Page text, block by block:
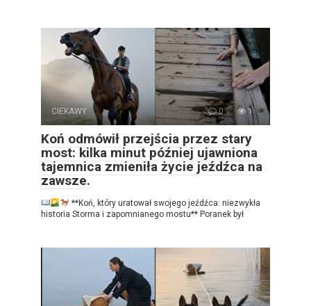
CIEKAWY 0 1
Koń odmówił przejścia przez stary
most: kilka minut później ujawniona
tajemnica zmieniła życie jeźdźca na
zawsze.
**Koń, który uratował swojego jeźdźca: niezwykła
historia Storma i zapomnianego mostu** Poranek był